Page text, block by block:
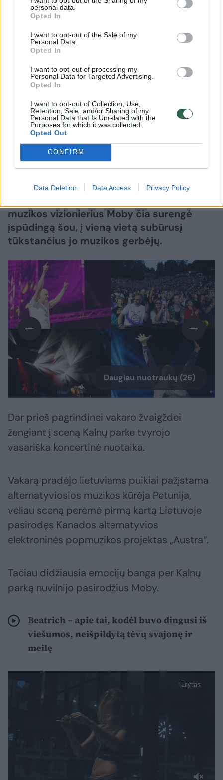
personal data.
Opted In
I want to opt-out of the Sale of my
Personal Data.
Opted In
I want to opt-out of processing my
Personal Data for Targeted Advertising.
Opted In
I want to opt-out of Collection, Use,
Retention, Sale, and/or Sharing of my
Personal Data that Is Unrelated with the
Purposes for which it was collected.
Opted Out
CONFIRM
Data Deletion Data Access Privacy Policy
Žmonės Muzika
Kalnų parkas ošė Moby ritmu: po 15
metų sugrįžęs atlikėjas surengė
įspūdingą šou(1)
2026 m. rugpjūčio 8 d. 18:43
Lrytas.lt
alsavo vienu ritmu – po 15 metų
muzikos vizionierius Moby čia surengė
įspūdingą šou, į vieną vietą subūrusį
tūkstančius jo muzikos gerbėjų.
Daugiau nuotraukų (26)
Dar prieš pagrindinei vakaro žvaigždei
žengiant į sceną Kalnų parke tvyrojo
vasariška koncertinė nuotaika.
Vakarą pradėjo lietuviams puikiai pažįstama
alternatyviosios muzikos kūrėja Petunija,
vėliau sceną perėmė pirmą kartą Lietuvoje
pasirodęs Kanados alternatyvios
elektroninės popmuzikos projektas „Austra“.
Tačiau didžiausia emocijų banga per Kalnų
parką nuvilnijo pasirodžius Moby.
Beatrich – apie tai, kodėl buvo dingusi iš
viešumos, neišpildytą tėvų svajonę ir
meilę